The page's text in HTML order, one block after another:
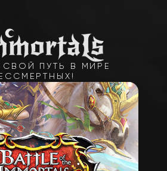
СВОЙ ПУТЬ В МИРЕ